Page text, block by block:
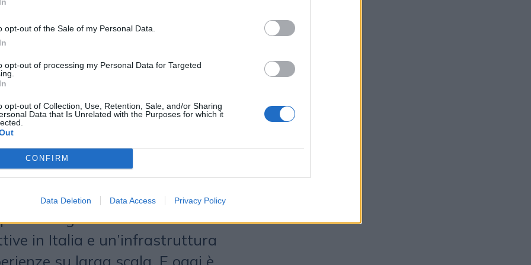
opt-out of the Sale of my Personal Data.
opt-out of processing my Personal Data for Targeted
opt-out of Collection, Use, Retention, Sale, and/or Sharing
Data that Is Unrelated with the Purposes for which it
CONFIRM
Data Deletion Data Access Privacy Policy
grafica, che completa l’offerta
e comunicazione. A guidare
con esperienza diretta sul
- manager e imprenditore
travel e consulenza,
operativa di format
aziendale, e
e produzione eventi, già alla
di ScuolaZoo e coordinatore
il risultato di un’evoluzione
che negli anni ha costruito
in Italia e un’infrastruttura
su larga scala. E oggi è